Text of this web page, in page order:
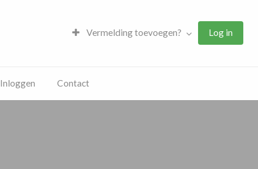
Vermelding toevoegen? Log in
Inloggen Contact